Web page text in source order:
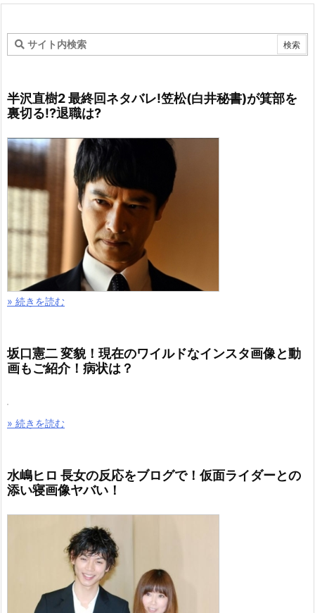
半沢直樹2 最終回ネタバレ!笠松(白井秘書)が箕部を
裏切る!?退職は?
» 続きを読む
坂口憲二 変貌！現在のワイルドなインスタ画像と動
画もご紹介！病状は？
» 続きを読む
水嶋ヒロ 長女の反応をブログで！仮面ライダーとの
添い寝画像ヤバい！